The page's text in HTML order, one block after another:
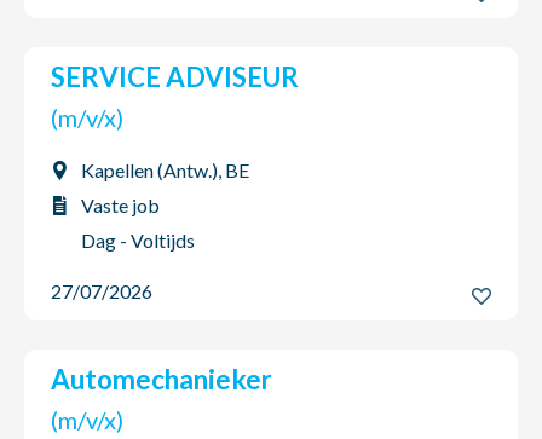
SERVICE ADVISEUR
(m/v/x)
Kapellen (Antw.), BE
Vaste job
Dag - Voltijds
27/07/2026
Automechanieker
(m/v/x)